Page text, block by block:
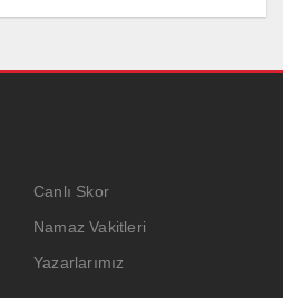
Canlı Skor
Namaz Vakitleri
Yazarlarımız